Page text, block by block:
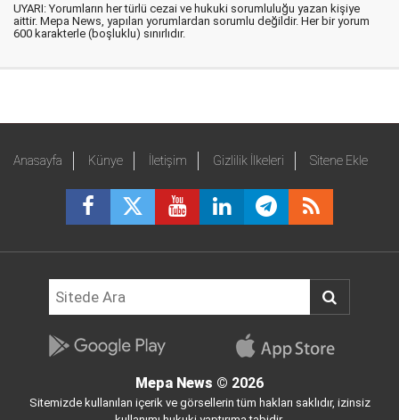
UYARI: Yorumların her türlü cezai ve hukuki sorumluluğu yazan kişiye
aittir. Mepa News, yapılan yorumlardan sorumlu değildir. Her bir yorum
600 karakterle (boşluklu) sınırlıdır.
Anasayfa Künye İletişim Gizlilik İlkeleri Sitene Ekle
Mepa News © 2026
Sitemizde kullanılan içerik ve görsellerin tüm hakları saklıdır, izinsiz